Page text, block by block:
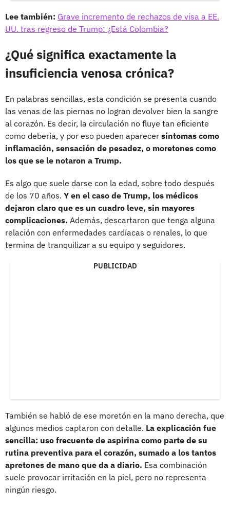
Lee también: Grave incremento de rechazos de visa a EE.
UU. tras regreso de Trump: ¿Está Colombia?
¿Qué significa exactamente la
insuficiencia venosa crónica?
En palabras sencillas, esta condición se presenta cuando
las venas de las piernas no logran devolver bien la sangre
al corazón. Es decir, la circulación no fluye tan eficiente
como debería, y por eso pueden aparecer síntomas como
inflamación, sensación de pesadez, o moretones como
los que se le notaron a Trump.
Es algo que suele darse con la edad, sobre todo después
de los 70 años. Y en el caso de Trump, los médicos
dejaron claro que es un cuadro leve, sin mayores
complicaciones. Además, descartaron que tenga alguna
relación con enfermedades cardíacas o renales, lo que
termina de tranquilizar a su equipo y seguidores.
PUBLICIDAD
También se habló de ese moretón en la mano derecha, que
algunos medios captaron con detalle. La explicación fue
sencilla: uso frecuente de aspirina como parte de su
rutina preventiva para el corazón, sumado a los tantos
apretones de mano que da a diario. Esa combinación
suele provocar irritación en la piel, pero no representa
ningún riesgo.